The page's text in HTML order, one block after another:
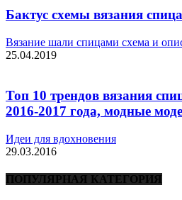
Бактус схемы вязания
Вязание шали спицами схема и
25.04.2019
Топ 10 трендов вязания
2016-2017 года, модные
Идеи для вдохновения
29.03.2016
ПОПУЛЯРНАЯ КАТЕГОРИЯ